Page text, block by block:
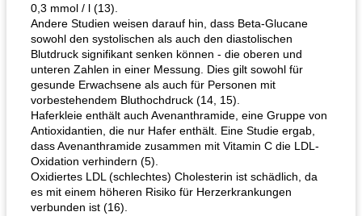
0,3 mmol / l (13).
Andere Studien weisen darauf hin, dass Beta-Glucane
sowohl den systolischen als auch den diastolischen
Blutdruck signifikant senken können - die oberen und
unteren Zahlen in einer Messung. Dies gilt sowohl für
gesunde Erwachsene als auch für Personen mit
vorbestehendem Bluthochdruck (14, 15).
Haferkleie enthält auch Avenanthramide, eine Gruppe von
Antioxidantien, die nur Hafer enthält. Eine Studie ergab,
dass Avenanthramide zusammen mit Vitamin C die LDL-
Oxidation verhindern (5).
Oxidiertes LDL (schlechtes) Cholesterin ist schädlich, da
es mit einem höheren Risiko für Herzerkrankungen
verbunden ist (16).